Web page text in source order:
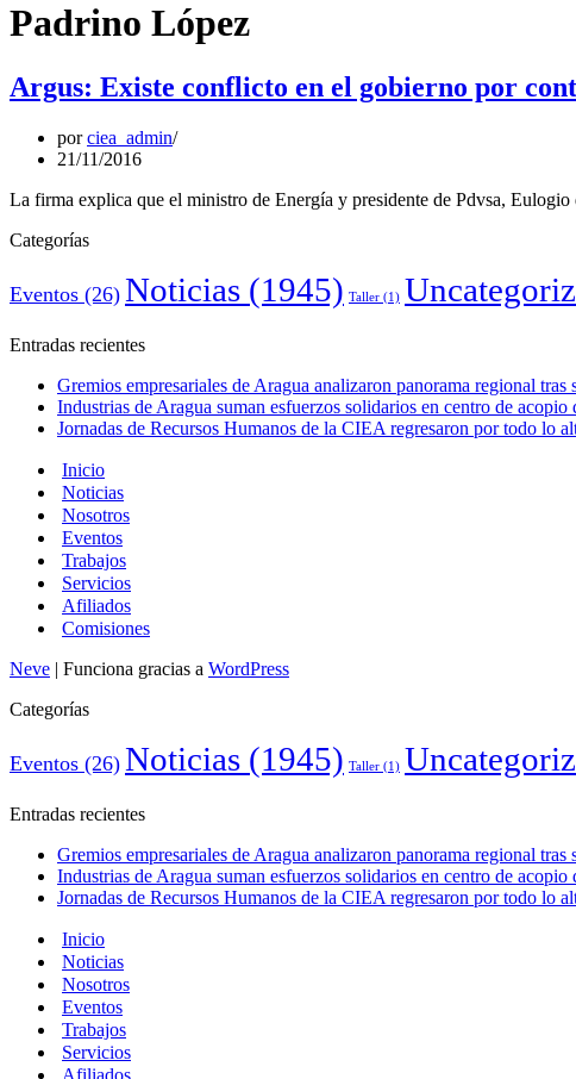
Padrino López
Argus: Existe conflicto en el gobierno por
porciea_admin
21/11/2016
La firma explica que el ministro de Energía y presidente de Pdvsa,
Categorías
Eventos (26) Noticias (1945) Taller (1)
Entradas recientes
Gremios empresariales de Aragua analizaron panorama regional tras
Industrias de Aragua suman esfuerzos solidarios en centro de acopio
Jornadas de Recursos Humanos de la CIEA regresaron por todo lo
Inicio
Noticias
Nosotros
Eventos
Trabajos
Servicios
Afiliados
Comisiones
Neve | Funciona gracias a WordPress
Categorías
Eventos (26) Noticias (1945) Taller (1)
Entradas recientes
Gremios empresariales de Aragua analizaron panorama regional tras
Industrias de Aragua suman esfuerzos solidarios en centro de acopio
Jornadas de Recursos Humanos de la CIEA regresaron por todo lo
Inicio
Noticias
Nosotros
Eventos
Trabajos
Servicios
Afiliados